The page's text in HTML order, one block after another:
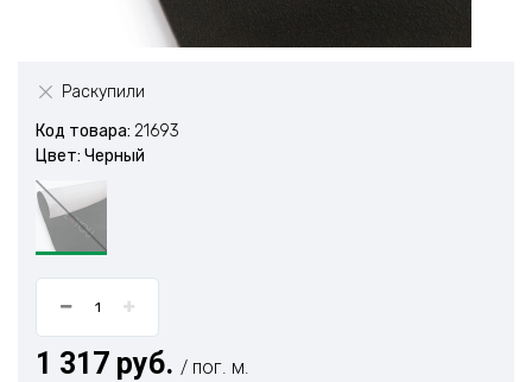
Раскупили
Код товара: 21693
Цвет: Черный
1 317 руб. / пог. м.